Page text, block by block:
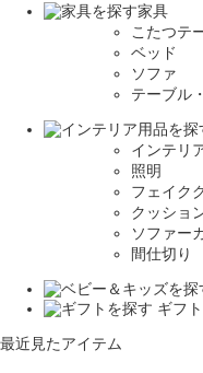
家具
こたつテ
ベッド
ソファ
テーブル
インテリ
照明
フェイク
クッショ
ソファー
間仕切り
ギフト
最近見たアイテム